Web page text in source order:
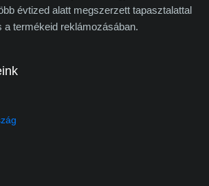
évtized alatt megszerzett tapasztalattal
a termékeid reklámozásában.